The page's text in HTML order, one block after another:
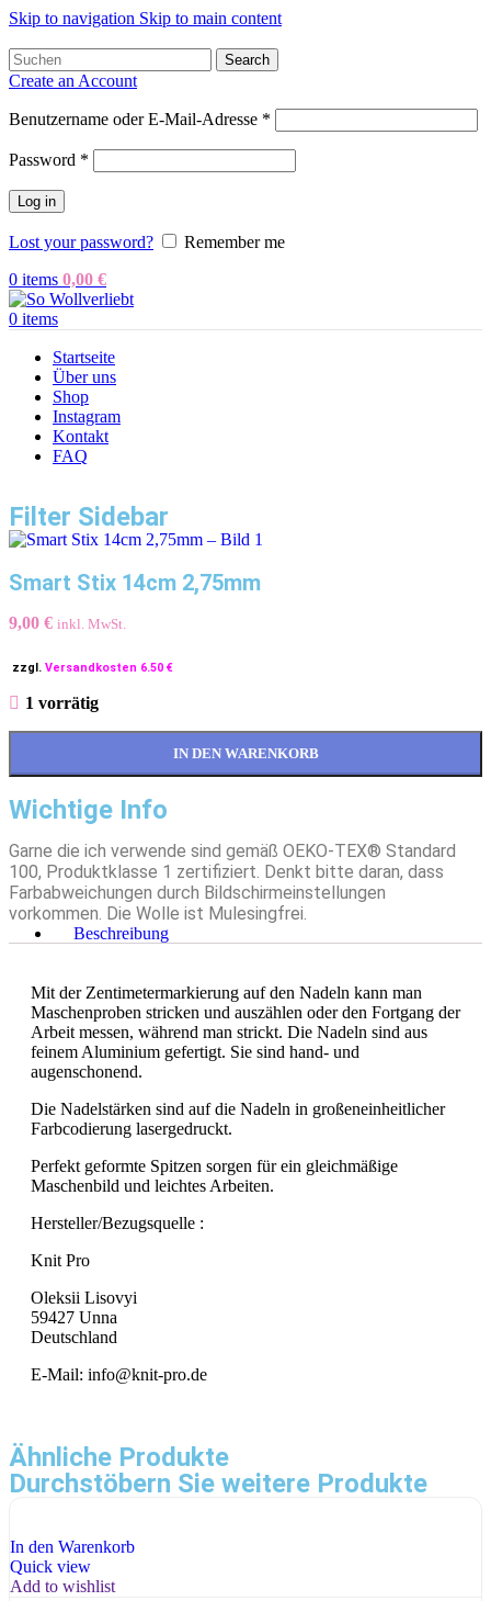
Skip to navigation Skip to main content
Search
Create an Account
Benutzername oder E-Mail-Adresse *
Password *
Log in
Lost your password?
Remember me
0 items 0,00 €
0 items
Startseite
Über uns
Shop
Instagram
Kontakt
FAQ
Filter Sidebar
Smart Stix 14cm 2,75mm
9,00 € inkl. MwSt.
zzgl. Versandkosten 6.50 €
1 vorrätig
IN DEN WARENKORB
Wichtige Info
Garne die ich verwende sind gemäß OEKO-TEX® Standard
100, Produktklasse 1 zertifiziert. Denkt bitte daran, dass
Farbabweichungen durch Bildschirmeinstellungen
vorkommen. Die Wolle ist Mulesingfrei.
Beschreibung
Mit der Zentimetermarkierung auf den Nadeln kann man
Maschenproben stricken und auszählen oder den Fortgang der
Arbeit messen, während man strickt. Die Nadeln sind aus
feinem Aluminium gefertigt. Sie sind hand- und
augenschonend.
Die Nadelstärken sind auf die Nadeln in großeneinheitlicher
Farbcodierung lasergedruckt.
Perfekt geformte Spitzen sorgen für ein gleichmäßige
Maschenbild und leichtes Arbeiten.
Hersteller/Bezugsquelle :
Knit Pro
Oleksii Lisovyi
59427 Unna
Deutschland
E-Mail: info@knit-pro.de
Ähnliche Produkte
Durchstöbern Sie weitere Produkte
In den Warenkorb
Quick view
Add to wishlist